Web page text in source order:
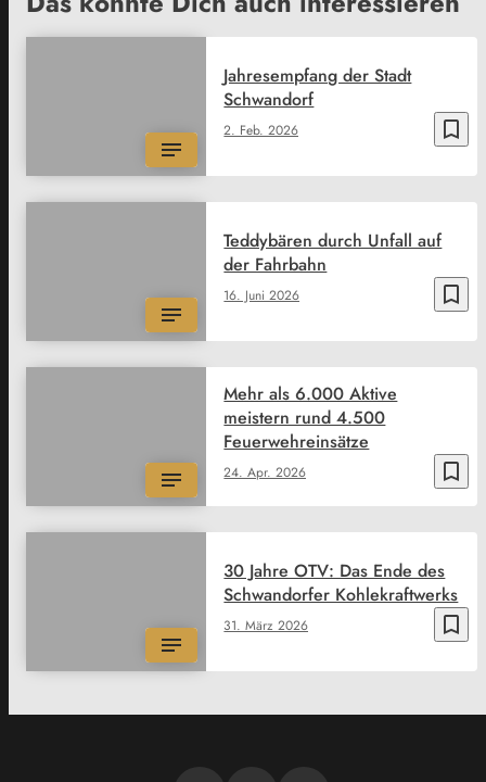
bookmark_border
2. Feb. 2026
Jahresempfang der Stadt
Schwandorf
bookmark_border
16. Juni 2026
Teddybären durch Unfall auf
der Fahrbahn
bookmark_border
24. Apr. 2026
Mehr als 6.000 Aktive
meistern rund 4.500
Feuerwehreinsätze
bookmark_border
31. März 2026
30 Jahre OTV: Das Ende des
Schwandorfer Kohlekraftwerks